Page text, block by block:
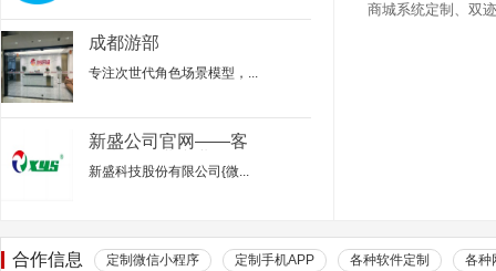
成都游部
专注次世代角色场景模型，...
新盛公司官网——客
务平台
新盛科技股份有限公司{微...
商城系统定制、双
合作信息 定制微信小程序 定制手机APP 各种软件定制 各种